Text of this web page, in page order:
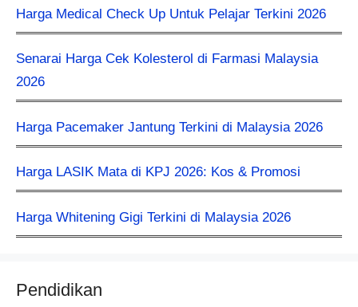
Harga Medical Check Up Untuk Pelajar Terkini 2026
Senarai Harga Cek Kolesterol di Farmasi Malaysia
2026
Harga Pacemaker Jantung Terkini di Malaysia 2026
Harga LASIK Mata di KPJ 2026: Kos & Promosi
Harga Whitening Gigi Terkini di Malaysia 2026
Pendidikan